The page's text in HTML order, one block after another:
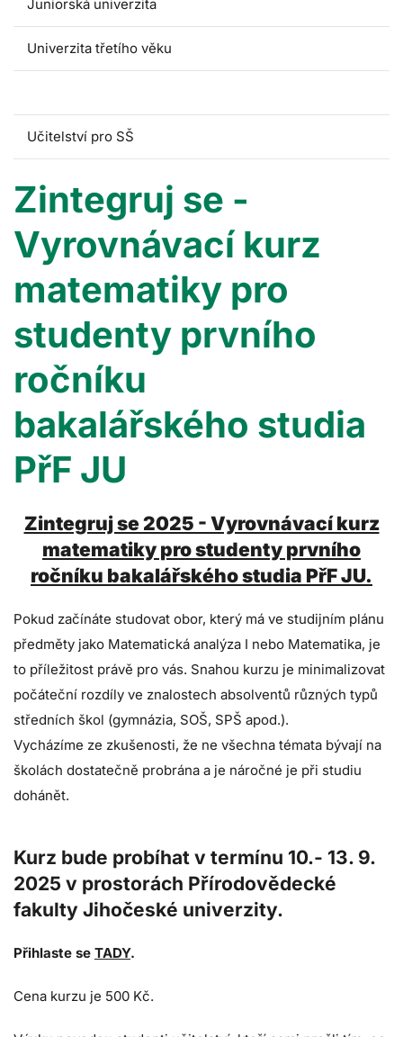
Juniorská univerzita
Univerzita třetího věku
Učitelství pro SŠ
Zintegruj se -
Vyrovnávací kurz
matematiky pro
studenty prvního
ročníku
bakalářského studia
PřF JU
Zintegruj se 2025 - Vyrovnávací kurz
matematiky pro studenty prvního
ročníku bakalářského studia PřF JU.
Pokud začínáte studovat obor, který má ve studijním plánu
předměty jako Matematická analýza I nebo Matematika, je
to příležitost právě pro vás. Snahou kurzu je minimalizovat
počáteční rozdíly ve znalostech absolventů různých typů
středních škol (gymnázia, SOŠ, SPŠ apod.).
Vycházíme ze zkušenosti, že ne všechna témata bývají na
školách dostatečně probrána a je náročné je při studiu
dohánět.
Kurz bude probíhat v termínu 10.- 13. 9.
2025 v prostorách Přírodovědecké
fakulty Jihočeské univerzity.
Přihlaste se TADY.
Cena kurzu je 500 Kč.